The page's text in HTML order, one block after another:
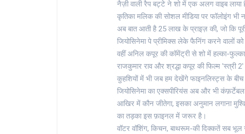
नैज़ी वाली रैप बट्टे ने शो में एक अलग वाइब लाया है,
कृतिका मलिक की सोशल मीडिया पर फॉलोइंग भी
अब बात आती है 25 लाख के प्राइज़ की, जो कि
जियोसिनेमा पे प्रीमिक्स लेके फैनिंग करने वालों
वहीं अनिल कपूर की कॉमेंट्री से शो में हल्का-
राजकुमार राव और श्रद्धा कपूर की फिल्म 'स्त्री
कुहशियों में भी जब हम देखेंगे फाइनलिस्ट्स के बीच
जियोसिनेमा का एक्सपीरियंस अब और भी कंफ़र्टेबल
आखिर में कौन जीतेगा, इसका अनुमान लगाना
का तड़का इस फ़ाइनल में जरूर है।
वॉटर वॉशिंग, किचन, बाथरूम-की दिक्कतें सब